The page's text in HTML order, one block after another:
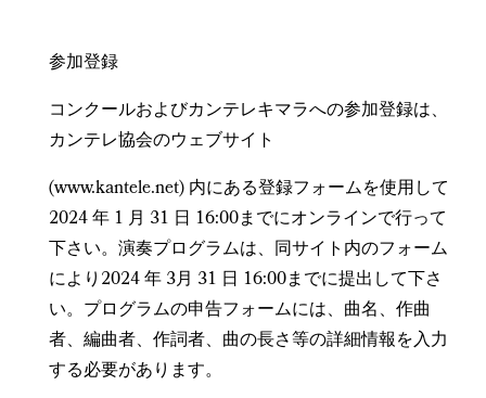
参加登録
コンクールおよびカンテレキマラへの参加登録は、
カンテレ協会のウェブサイト
(www.kantele.net) 内にある登録フォームを使用して
2024 年 1 月 31 日 16:00までにオンラインで行って
下さい。演奏プログラムは、同サイト内のフォーム
により2024 年 3月 31 日 16:00までに提出して下さ
い。プログラムの申告フォームには、曲名、作曲
者、編曲者、作詞者、曲の長さ等の詳細情報を入力
する必要があります。